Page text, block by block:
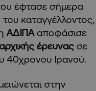
έφτασε σήμερα
καταγγέλλοντος,
ΑΔΙΠΑαποφάσισε
έρευνας σε
40χρονου Ιρανού.
στην